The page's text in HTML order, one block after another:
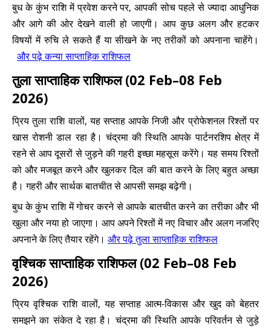
बुध के कुंभ राशि में प्रवेश करने पर, आपकी सोच पहले से ज्यादा आधुनिक
और आगे की ओर देखने वाली हो जाएगी। आप कुछ अलग और हटकर
विषयों में रुचि ले सकते हैं या सीखने के नए तरीकों को अपनाना चाहेंगे।
और पढ़े कन्या साप्ताहिक राशिफल
तुला साप्ताहिक राशिफल (02 Feb–08 Feb
2026)
प्रिय तुला राशि वालों, यह सप्ताह आपके निजी और प्रोफेशनल रिश्तों पर
खास रोशनी डाल रहा है। चंद्रमा की स्थिति आपके पार्टनरशिप क्षेत्र में
रहने से आप दूसरों से जुड़ने की गहरी इच्छा महसूस करेंगे। यह समय रिश्तों
को और मजबूत करने और खुलकर दिल की बात करने के लिए बहुत अच्छा
है। गहरी और सार्थक बातचीत से आपसी समझ बढ़ेगी।
बुध के कुंभ राशि में गोचर करने से आपके बातचीत करने का तरीका और भी
खुला और नया हो जाएगा। आप अपने रिश्तों में नए विचार और अलग नजरिए
अपनाने के लिए तैयार रहेंगे। और पढ़े तुला साप्ताहिक राशिफल
वृश्चिक साप्ताहिक राशिफल (02 Feb–08 Feb
2026)
प्रिय वृश्चिक राशि वालों, यह सप्ताह आत्म-विकास और खुद को बेहतर
समझने का संकेत दे रहा है। चंद्रमा की स्थिति आपके परिवर्तन से जुड़े